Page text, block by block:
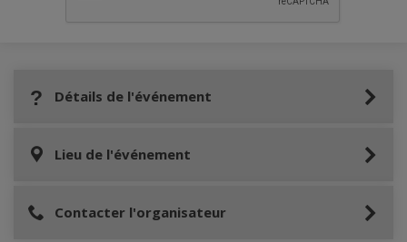
Détails de l'événement
Lieu de l'événement
Contacter l'organisateur